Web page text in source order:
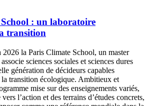
: un laboratoire
transition
2026 la Paris Climate School, un master
sciences sociales et sciences dures
génération de décideurs capables
la transition écologique. Ambitieux et
mise sur des enseignements variés,
l’action et des terrains d’études concrets,